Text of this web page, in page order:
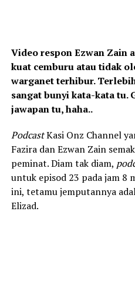
Video respon Ezwan Zain
kuat cemburu atau tidak
warganet terhibur.
sangat bunyi kata-kata tu.
jawapan tu, haha..
PodcastKasi Onz Channel
Fazira dan Ezwan Zain
peminat. Diam tak diam,
untuk episod 23 pada jam 8
ini, tetamu jemputannya
Elizad.